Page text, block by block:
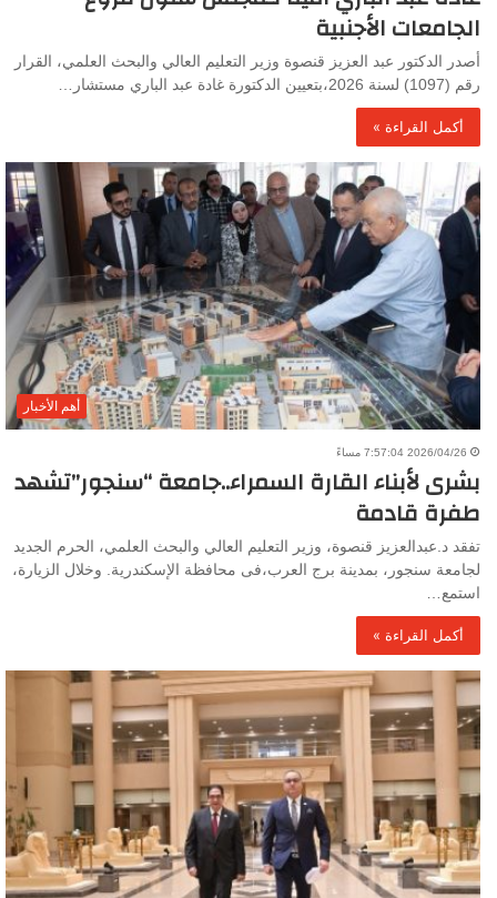
الجامعات الأجنبية
أصدر الدكتور عبد العزيز قنصوة وزير التعليم العالي والبحث العلمي، القرار
رقم (1097) لسنة 2026،بتعيين الدكتورة غادة عبد الباري مستشار…
أكمل القراءة »
أهم الأخبار
2026/04/26 7:57:04 مساءً
بشرى لأبناء القارة السمراء..جامعة “سنجور”تشهد
طفرة قادمة
تفقد د.عبدالعزيز قنصوة، وزير التعليم العالي والبحث العلمي، الحرم الجديد
لجامعة سنجور، بمدينة برج العرب،فى محافظة الإسكندرية. وخلال الزيارة،
استمع…
أكمل القراءة »